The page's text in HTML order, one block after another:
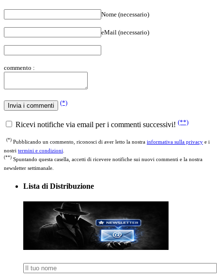
Nome (necessario)
eMail (necessario)
commento :
(*)
Ricevi notifiche via email per i commenti successivi! (**)
(*) Pubblicando un commento, riconosci di aver letto la nostra informativa sulla privacy e i
nostri termini e condizioni
(**) Spuntando questa casella, accetti di ricevere notifiche sui nuovi commenti e la nostra
newsletter settimanale.
Lista di Distribuzione